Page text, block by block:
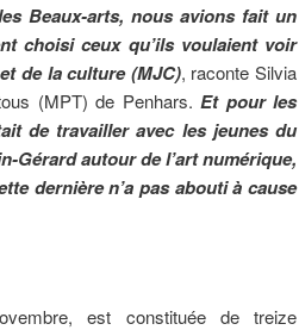
Beaux-arts, nous avions fait un
choisi ceux qu’ils voulaient voir
de la culture (MJC), raconte Silvia
(MPT) de Penhars. Et pour les
de travailler avec les jeunes du
Gérard autour de l’art numérique,
dernière n’a pas abouti à cause
est constituée de treize